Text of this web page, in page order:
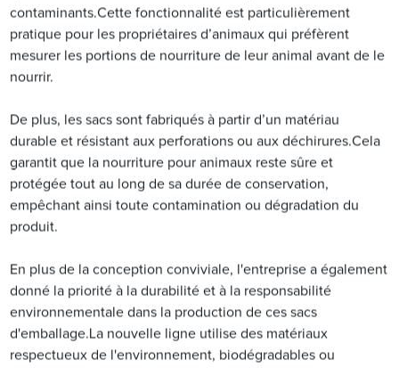
contaminants.Cette fonctionnalité est particulièrement
pratique pour les propriétaires d’animaux qui préfèrent
mesurer les portions de nourriture de leur animal avant de le
nourrir.
De plus, les sacs sont fabriqués à partir d’un matériau
durable et résistant aux perforations ou aux déchirures.Cela
garantit que la nourriture pour animaux reste sûre et
protégée tout au long de sa durée de conservation,
empêchant ainsi toute contamination ou dégradation du
produit.
En plus de la conception conviviale, l'entreprise a également
donné la priorité à la durabilité et à la responsabilité
environnementale dans la production de ces sacs
d'emballage.La nouvelle ligne utilise des matériaux
respectueux de l'environnement, biodégradables ou